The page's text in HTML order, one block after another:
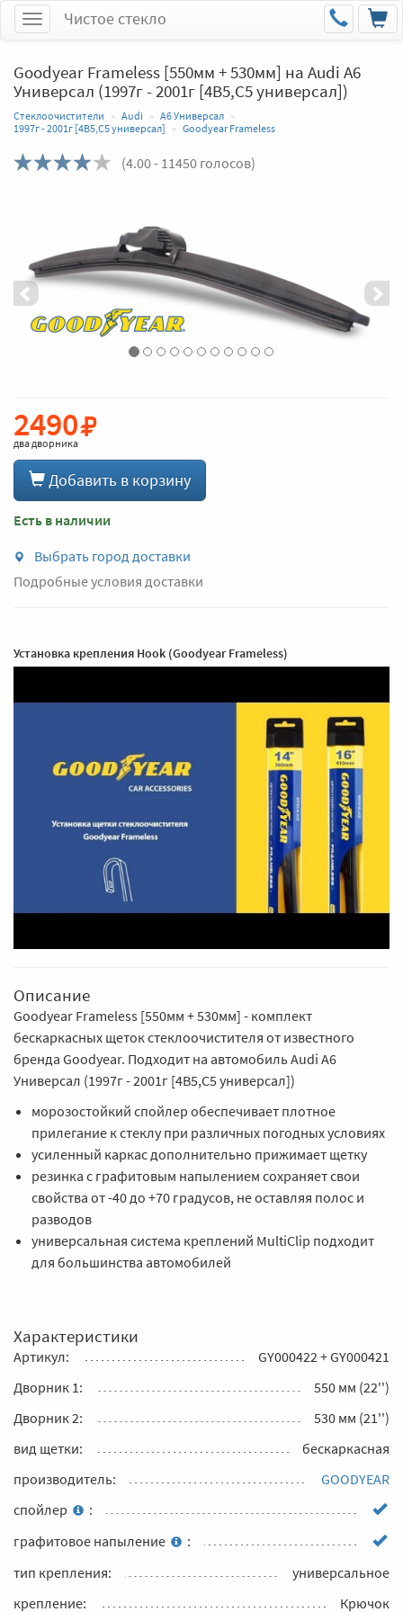
МенюЧистое стекло
Goodyear Frameless [550мм + 530мм] на Audi A6
Универсал (1997г - 2001г [4B5,C5 универсал])
Стеклоочистители Audi
A6 Универсал
1997г - 2001г [4B5,C5 универсал]
Goodyear Frameless
(4.00- 11450 голосов)
2490
два дворника
Добавить в корзину
Есть в наличии
Выбрать город доставки
Подробные условия доставки
Установка крепления Hook (Goodyear Frameless)
Описание
Goodyear Frameless [550мм + 530мм] - комплект
бескаркасных щеток стеклоочистителя от известного
бренда Goodyear. Подходит на автомобиль Audi A6
Универсал (1997г - 2001г [4B5,C5 универсал])
морозостойкий спойлер обеспечивает плотное
прилегание к стеклу при различных погодных условиях
усиленный каркас дополнительно прижимает щетку
резинка с графитовым напылением сохраняет свои
свойства от -40 до +70 градусов, не оставляя полос и
разводов
универсальная система креплений MultiClip подходит
для большинства автомобилей
Характеристики
Артикул:
GY000422 + GY000421
Дворник 1:
550 мм (22'')
Дворник 2:
530 мм (21'')
вид щетки:
бескаркасная
производитель:
GOODYEAR
спойлер
:
графитовое напыление
:
тип крепления:
универсальное
крепление:
Крючок